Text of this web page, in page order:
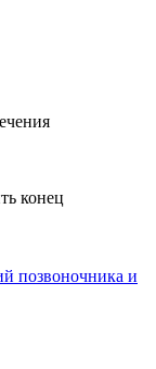
конец
позвоночника и